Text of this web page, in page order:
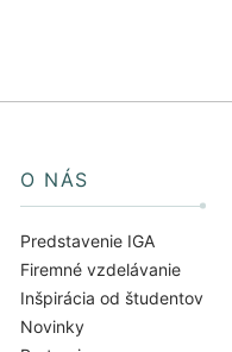
O NÁS
Predstavenie IGA
Firemné vzdelávanie
Inšpirácia od študentov
Novinky